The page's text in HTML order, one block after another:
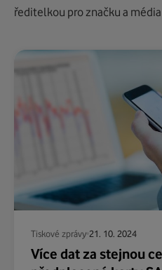
ředitelkou pro značku a
Tiskové zprávy 21. 10. 2024
Více dat za stejnou